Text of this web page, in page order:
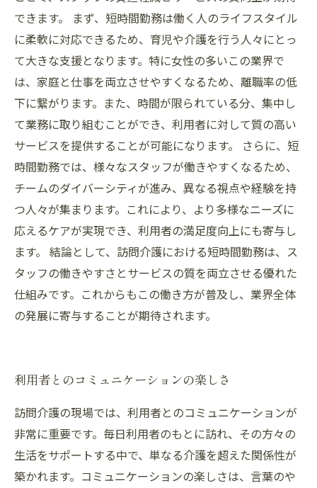
できます。 まず、短時間勤務は働く人のライフスタイル
に柔軟に対応できるため、育児や介護を行う人々にとっ
て大きな支援となります。特に女性の多いこの業界で
は、家庭と仕事を両立させやすくなるため、離職率の低
下に繋がります。また、時間が限られている分、集中し
て業務に取り組むことができ、利用者に対して質の高い
サービスを提供することが可能になります。 さらに、短
時間勤務では、様々なスタッフが働きやすくなるため、
チームのダイバーシティが進み、異なる視点や経験を持
つ人々が集まります。これにより、より多様なニーズに
応えるケアが実現でき、利用者の満足度向上にも寄与し
ます。 結論として、訪問介護における短時間勤務は、ス
タッフの働きやすさとサービスの質を両立させる優れた
仕組みです。これからもこの働き方が普及し、業界全体
の発展に寄与することが期待されます。
利用者とのコミュニケーションの楽しさ
訪問介護の現場では、利用者とのコミュニケーションが
非常に重要です。毎日利用者のもとに訪れ、その方々の
生活をサポートする中で、単なる介護を超えた関係性が
築かれます。コミュニケーションの楽しさは、言葉のや